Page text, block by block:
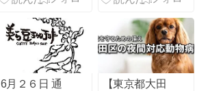
6月２６日 通
【東京都大田